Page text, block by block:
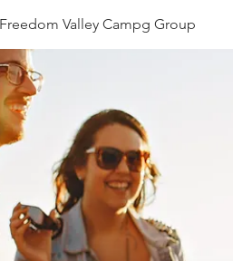
Freedom Valley Campg Group